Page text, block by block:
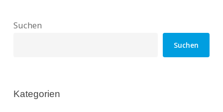
Suchen
Suchen
Kategorien